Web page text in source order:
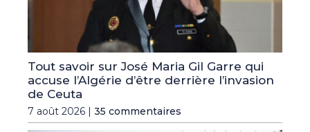
Tout savoir sur José Maria Gil Garre qui
accuse l’Algérie d’être derrière l’invasion
de Ceuta
7 août 2026 | 35 commentaires